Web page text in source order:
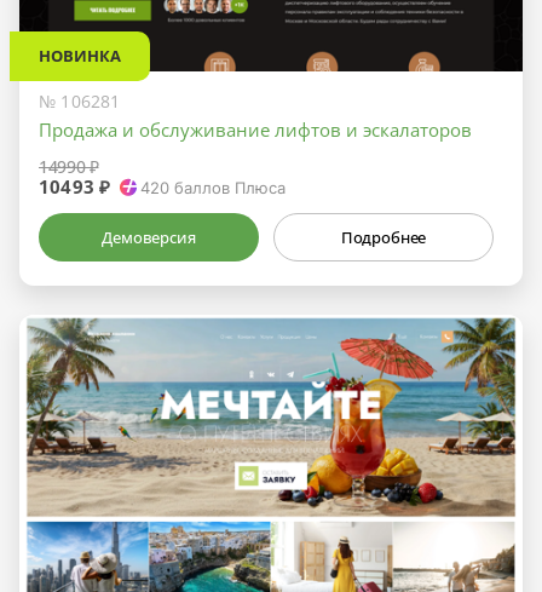
НОВИНКА
№ 106281
Продажа и обслуживание лифтов и эскалаторов
14990 ₽
10493 ₽ 420 баллов Плюса
Демоверсия Подробнее